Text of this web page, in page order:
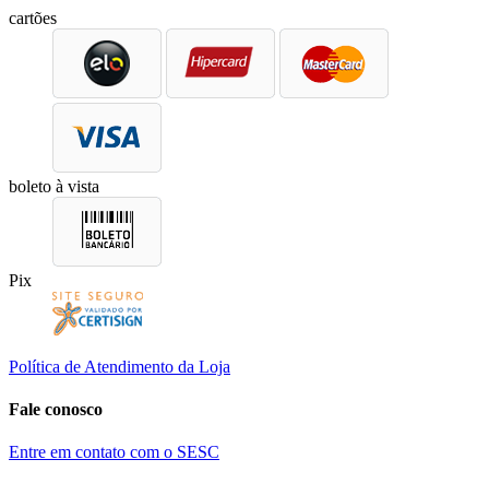
cartões
boleto à vista
Pix
Política de Atendimento da Loja
Fale conosco
Entre em contato com o SESC